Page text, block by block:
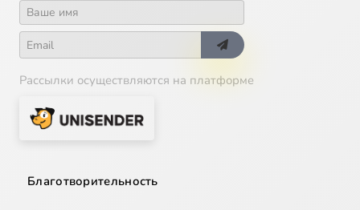
Рассылки осуществляются на платформе
Благотворительность